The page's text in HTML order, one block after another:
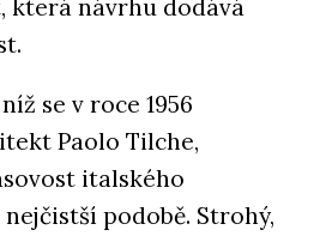
která návrhu dodává
se v roce 1956
Paolo Tilche,
italského
podobě. Strohý,